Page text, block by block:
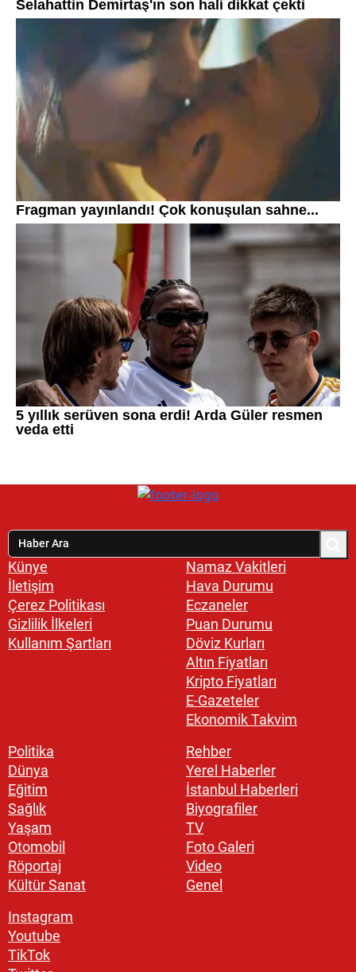
Künye
İletişim
Çerez Politikası
Gizlilik İlkeleri
Kullanım Şartları
Namaz Vakitleri
Hava Durumu
Eczaneler
Puan Durumu
Döviz Kurları
Altın Fiyatları
Kripto Fiyatları
E-Gazeteler
Ekonomik Takvim
Politika
Dünya
Eğitim
Sağlık
Yaşam
Otomobil
Röportaj
Kültür Sanat
Rehber
Yerel Haberler
İstanbul Haberleri
Biyografiler
TV
Foto Galeri
Video
Genel
Instagram
Youtube
TikTok